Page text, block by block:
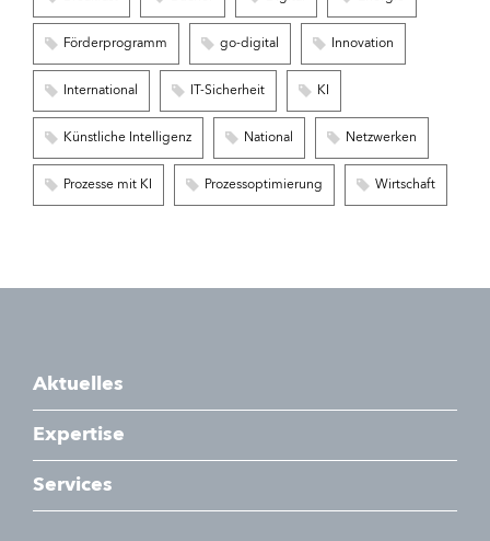
Förderprogramm go-digital Innovation
International IT-Sicherheit KI
Künstliche Intelligenz National Netzwerken
Prozesse mit KI Prozessoptimierung Wirtschaft
Aktuelles
Expertise
Services